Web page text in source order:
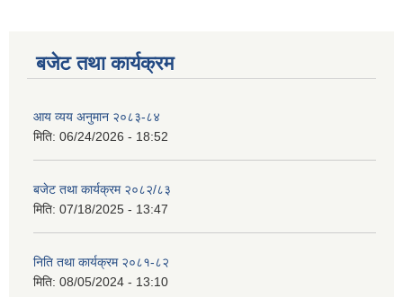
बजेट तथा कार्यक्रम
आय व्यय अनुमान २०८३-८४
मिति: 06/24/2026 - 18:52
बजेट तथा कार्यक्रम २०८२/८३
मिति: 07/18/2025 - 13:47
निति तथा कार्यक्रम २०८१-८२
मिति: 08/05/2024 - 13:10